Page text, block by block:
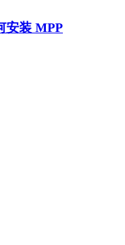
安装 MPP